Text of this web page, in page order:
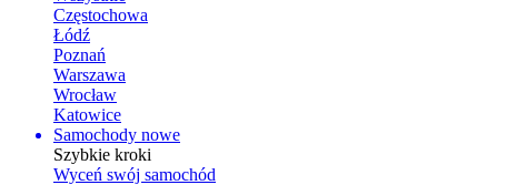
Częstochowa
Łódź
Poznań
Warszawa
Wrocław
Katowice
Samochody nowe
Szybkie kroki
Wyceń swój samochód